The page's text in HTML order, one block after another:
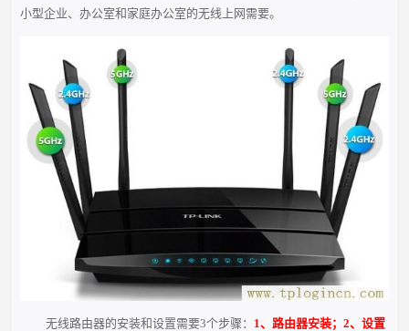
小型企业、办公室和家庭办公室的无线上网需要。
无线路由器的安装和设置需要3个步骤： 1、路由器安装；2、设置